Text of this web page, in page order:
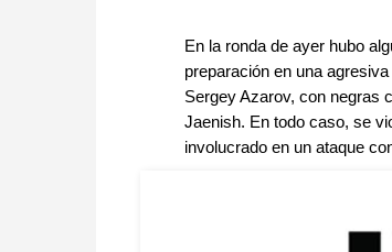
En la ronda de ayer hubo
preparación en una
Sergey Azarov, con negras
Jaenish. En todo caso, se
involucrado en un ataque